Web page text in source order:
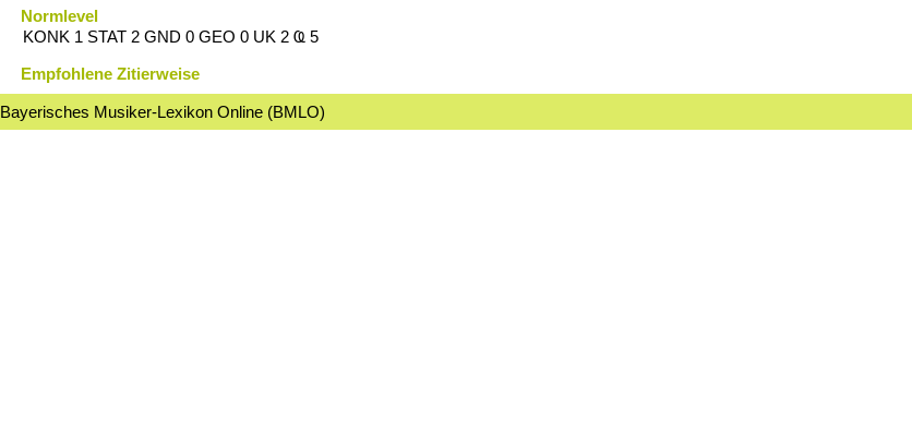
Normlevel
KONK 1 STAT 2 GND 0 GEO 0 UK 2 Ҩ 5
Empfohlene Zitierweise
Bayerisches Musiker-Lexikon Online (BMLO)